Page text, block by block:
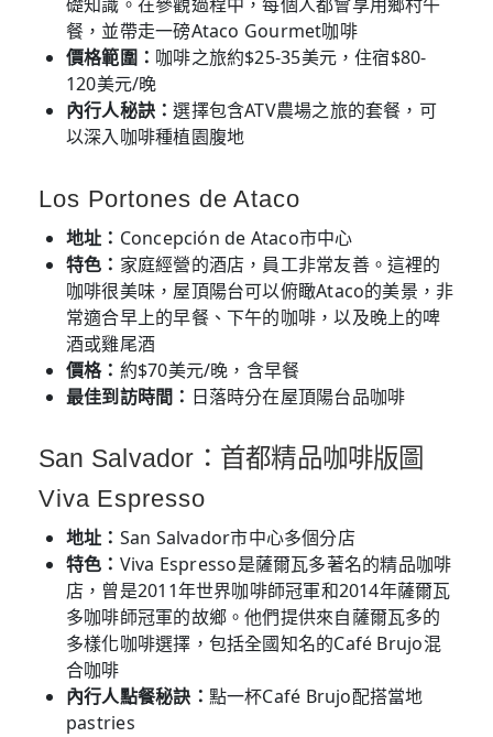
餐，並帶走一磅Ataco Gourmet咖啡
價格範圍： 咖啡之旅約$25-35美元，住宿$80-
120美元/晚
內行人秘訣：選擇包含ATV農場之旅的套餐，可
以深入咖啡種植園腹地
Los Portones de Ataco
地址： Concepción de Ataco市中心
特色： 家庭經營的酒店，員工非常友善。這裡的
咖啡很美味，屋頂陽台可以俯瞰Ataco的美景，非
常適合早上的早餐、下午的咖啡，以及晚上的啤
酒或雞尾酒
價格： 約$70美元/晚，含早餐
最佳到訪時間： 日落時分在屋頂陽台品咖啡
San Salvador：首都精品咖啡版圖
Viva Espresso
地址： San Salvador市中心多個分店
特色： Viva Espresso是薩爾瓦多著名的精品咖啡
店，曾是2011年世界咖啡師冠軍和2014年薩爾瓦
多咖啡師冠軍的故鄉。他們提供來自薩爾瓦多的
多樣化咖啡選擇，包括全國知名的Café Brujo混
合咖啡
內行人點餐秘訣： 點一杯Café Brujo配搭當地
pastries